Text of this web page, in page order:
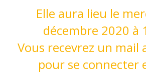
Elle aura lieu le
décembre 2020 à
Vous recevrez un mail
pour se connecter